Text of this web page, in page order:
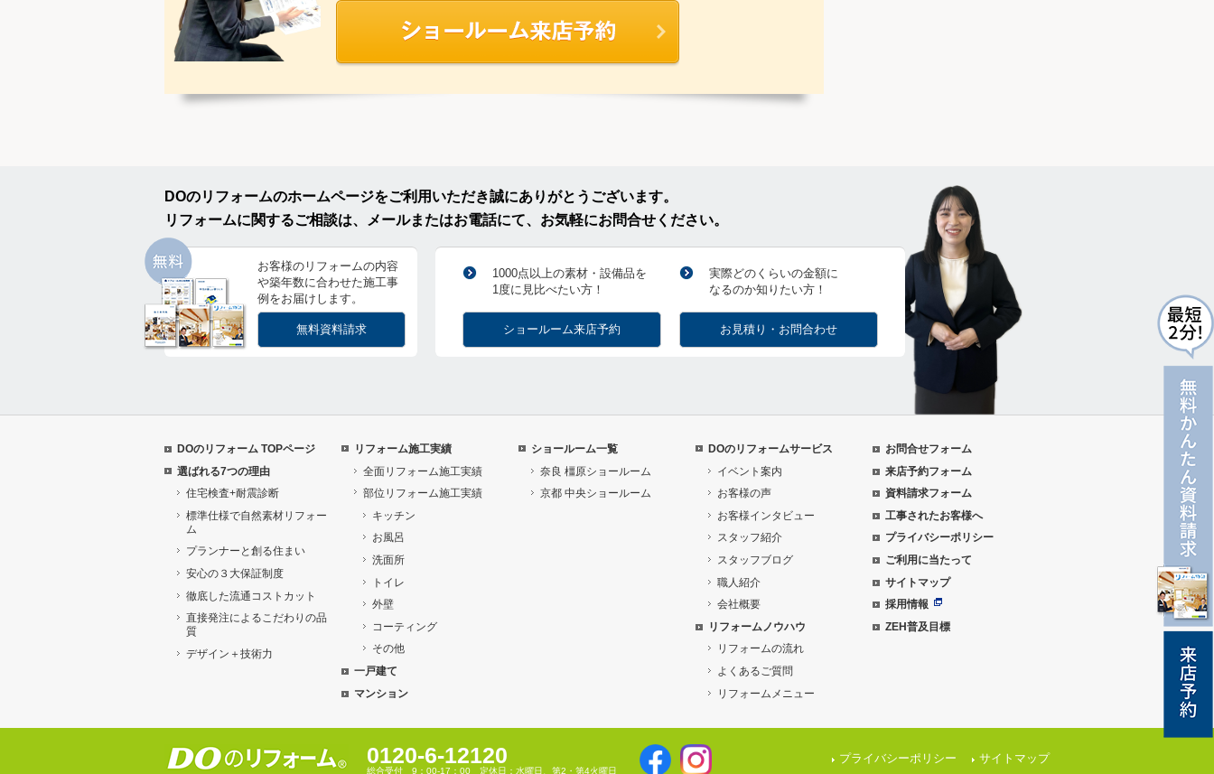
DOのリフォームのホームページをご利用いただき誠にありがとうございます。
リフォームに関するご相談は、メールまたはお電話にて、お気軽にお問合せください。
お客様のリフォームの内容
や築年数に合わせた施工事
例をお届けします。
無料資料請求
1000点以上の素材・設備品を
1度に見比べたい方！
ショールーム来店予約
実際どのくらいの金額に
なるのか知りたい方！
お見積り・お問合わせ
DOのリフォーム TOPページ
選ばれる7つの理由
住宅検査+耐震診断
標準仕様で自然素材リフォー
ム
プランナーと創る住まい
安心の３大保証制度
徹底した流通コストカット
直接発注によるこだわりの品
質
デザイン＋技術力
リフォーム施工実績
全面リフォーム施工実績
部位リフォーム施工実績
キッチン
お風呂
洗面所
トイレ
外壁
コーティング
その他
一戸建て
マンション
ショールーム一覧
奈良 橿原ショールーム
京都 中央ショールーム
DOのリフォームサービス
イベント案内
お客様の声
お客様インタビュー
スタッフ紹介
スタッフブログ
職人紹介
会社概要
リフォームノウハウ
リフォームの流れ
よくあるご質問
リフォームメニュー
お問合せフォーム
来店予約フォーム
資料請求フォーム
工事されたお客様へ
プライバシーポリシー
ご利用に当たって
サイトマップ
採用情報
ZEH普及目標
0120-6-12120
総合受付 9：00-17：00 定休日：水曜日、第2・第4火曜日
プライバシーポリシー サイトマップ